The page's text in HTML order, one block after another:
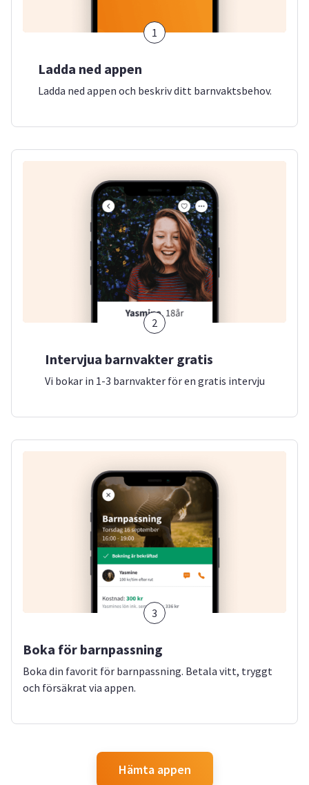
1
Ladda ned appen
Ladda ned appen och beskriv ditt barnvaktsbehov.
2
Intervjua barnvakter gratis
Vi bokar in 1-3 barnvakter för en gratis intervju
3
Boka för barnpassning
Boka din favorit för barnpassning. Betala vitt, tryggt
och försäkrat via appen.
Hämta appen